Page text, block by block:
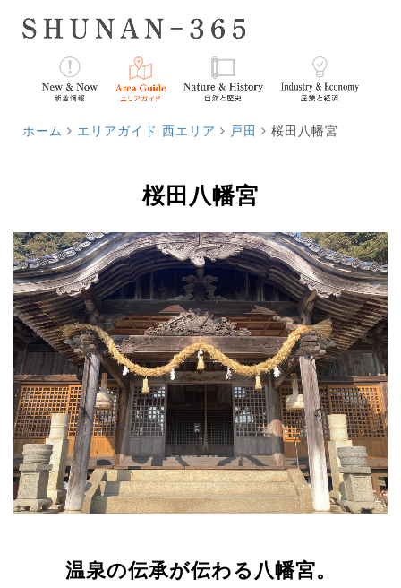
ホーム エリアガイド 西エリア 戸田 桜田八幡宮
桜田八幡宮
温泉の伝承が伝わる八幡宮。